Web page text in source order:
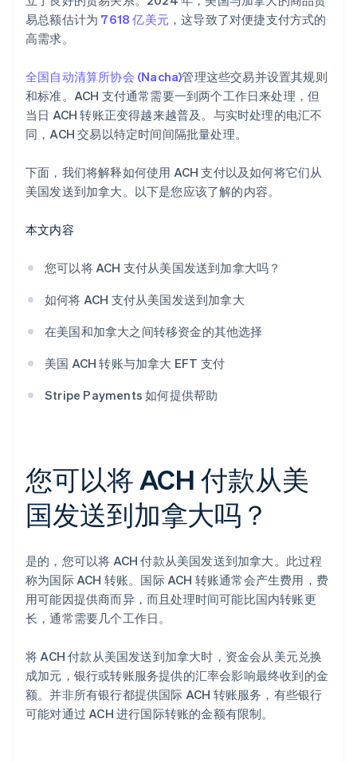
易总额估计为 7618 亿美元 ，这导致了对便捷支付方式的
高需求。
全国自动清算所协会 (Nacha)管理这些交易并设置其规则
和标准。ACH 支付通常需要一到两个工作日来处理，但
当日 ACH 转账正变得越来越普及。与实时处理的电汇不
同，ACH 交易以特定时间间隔批量处理。
下面，我们将解释如何使用 ACH 支付以及如何将它们从
美国发送到加拿大。以下是您应该了解的内容。
本文内容
您可以将 ACH 支付从美国发送到加拿大吗？
如何将 ACH 支付从美国发送到加拿大
在美国和加拿大之间转移资金的其他选择
美国 ACH 转账与加拿大 EFT 支付
Stripe Payments 如何提供帮助
您可以将 ACH 付款从美
国发送到加拿大吗？
是的，您可以将 ACH 付款从美国发送到加拿大。此过程
称为国际 ACH 转账。国际 ACH 转账通常会产生费用，费
用可能因提供商而异，而且处理时间可能比国内转账更
长，通常需要几个工作日。
将 ACH 付款从美国发送到加拿大时，资金会从美元兑换
成加元，银行或转账服务提供的汇率会影响最终收到的金
额。并非所有银行都提供国际 ACH 转账服务，有些银行
可能对通过 ACH 进行国际转账的金额有限制。